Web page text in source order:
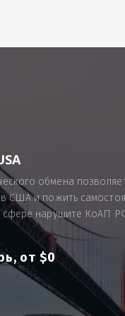
Московский, д.
плату за две